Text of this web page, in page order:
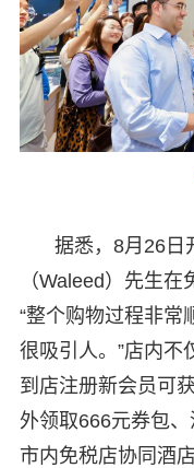
据悉，8月26日
（Waleed）先生
“整个购物过程非常
很吸引人。”店内不
到店注册新会员可
外领取666元券包
市内免税店协同酒